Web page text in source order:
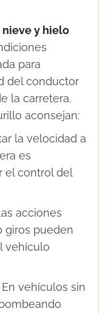
nieve y hielo
para
del conductor
la carretera.
aconsejan:
la velocidad a
es
el control del
acciones
giros pueden
vehículo
En vehículos sin